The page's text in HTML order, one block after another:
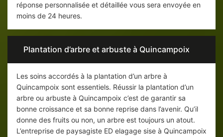
réponse personnalisée et détaillée vous sera envoyée en
moins de 24 heures.
Plantation d’arbre et arbuste à Quincampoix
Les soins accordés à la plantation d’un arbre à
Quincampoix sont essentiels. Réussir la plantation d’un
arbre ou arbuste à Quincampoix c’est de garantir sa
bonne croissance et sa bonne reprise dans l’avenir. Qu’il
donne des fruits ou non, un arbre est toujours un atout.
L’entreprise de paysagiste ED elagage sise à Quincampoix